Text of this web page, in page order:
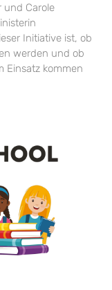
und Carole
Initiative ist, ob
werden und ob
Einsatz kommen